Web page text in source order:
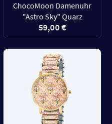
ChocoMoon Damenuhr
"Astro Sky" Quarz
59,00 €